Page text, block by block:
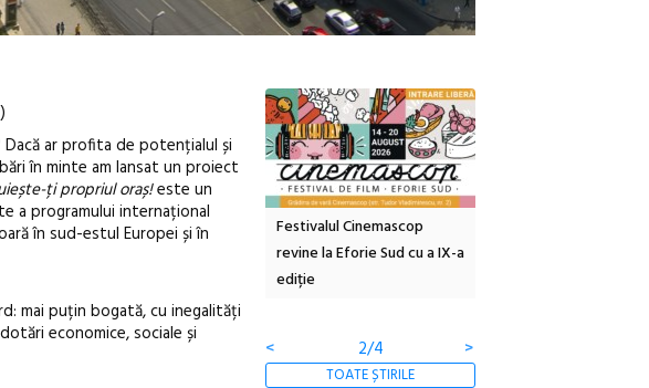
ar profita de potențialul și
în minte am lansat un proiect
ți propriul oraș!este un
a programului internațional
în sud-estul Europei și în
mai puțin bogată, cu inegalități
economice, sociale și
Festivalul Cinemascop
Sleeping Beauties la Borsec:
dulceață de amintiri la
borcan, o cameră obscură și
<
3/4 >
TOATE ȘTIRILE